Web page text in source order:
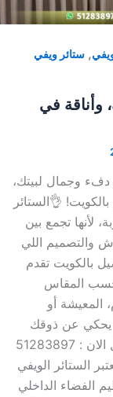
, ستائر ويفي
وأناقة في
وجمال لبيتك،
👌الستائر
لأنها تجمع بين
والتصميم اللي
بالكويت تقدم
حسب المقاس
المعيشة أو
يحكي عن ذوقك
الرفيع مع تفصيل ستائر الكويت اتصل الان : 51283897
الستائر الويفي
الفضاء الداخلي